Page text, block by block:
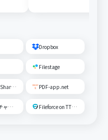
Dropbox
Filestage
Microsoft SharePoint PDF-app.net
快速サーチャーGX Fileforce on TTS Cloud